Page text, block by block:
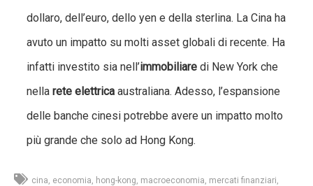
dollaro, dell’euro, dello yen e della sterlina. La Cina ha
avuto un impatto su molti asset globali di recente. Ha
infatti investito sia nell’immobiliare di New York che
nella rete elettrica australiana. Adesso, l’espansione
delle banche cinesi potrebbe avere un impatto molto
più grande che solo ad Hong Kong.
cina economia hong-kong macroeconomia mercati finanziari